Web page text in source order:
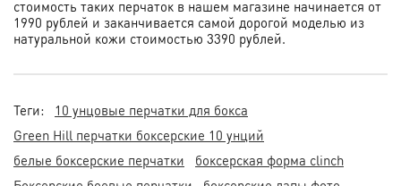
стоимость таких перчаток в нашем магазине начинается от
1990 рублей и заканчивается самой дорогой моделью из
натуральной кожи стоимостью 3390 рублей.
Теги:
10 унцовые перчатки для бокса
Green Hill перчатки боксерские 10 унций
белые боксерские перчатки
боксерская форма clinch